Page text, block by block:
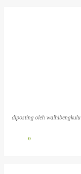
diposting oleh walhibengkulu
0